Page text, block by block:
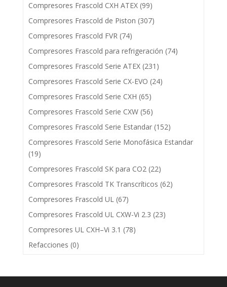
Compresores Frascold CXH ATEX (99)
Compresores Frascold de Piston (307)
Compresores Frascold FVR (74)
Compresores Frascold para refrigeración (74)
Compresores Frascold Serie ATEX (231)
Compresores Frascold Serie CX-EVO (24)
Compresores Frascold Serie CXH (65)
Compresores Frascold Serie CXW (56)
Compresores Frascold Serie Estandar (152)
Compresores Frascold Serie Monofásica Estandar
(19)
Compresores Frascold SK para CO2 (22)
Compresores Frascold TK Transcríticos (62)
Compresores Frascold UL (67)
Compresores Frascold UL CXW-Vi 2.3 (23)
Compresores UL CXH–Vi 3.1 (78)
Refacciones (0)